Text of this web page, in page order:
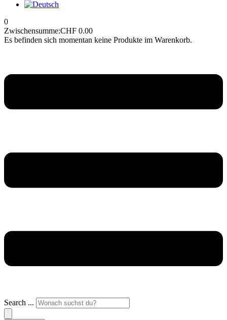
0
Zwischensumme:CHF 0.00
Es befinden sich momentan keine Produkte im Warenkorb.
Search ...